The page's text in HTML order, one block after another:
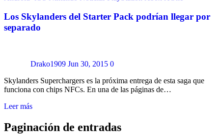
Los Skylanders del Starter Pack podrían llegar por
separado
Drako1909 Jun 30, 2015 0
Skylanders Superchargers es la próxima entrega de esta saga que
funciona con chips NFCs. En una de las páginas de…
Leer más
Paginación de entradas